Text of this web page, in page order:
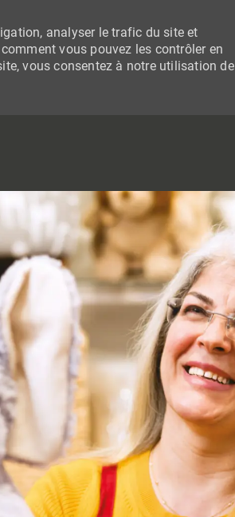
analyser le trafic du site et
vous pouvez les contrôler en
vous consentez à notre utilisation de